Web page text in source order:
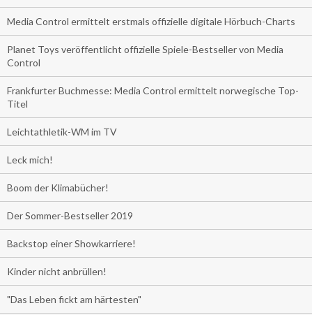
Media Control ermittelt erstmals offizielle digitale Hörbuch-Charts
Planet Toys veröffentlicht offizielle Spiele-Bestseller von Media
Control
Frankfurter Buchmesse: Media Control ermittelt norwegische Top-
Titel
Leichtathletik-WM im TV
Leck mich!
Boom der Klimabücher!
Der Sommer-Bestseller 2019
Backstop einer Showkarriere!
Kinder nicht anbrüllen!
"Das Leben fickt am härtesten"